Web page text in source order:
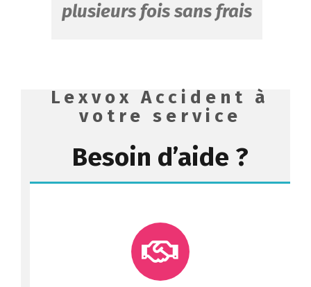
plusieurs fois sans frais
Lexvox Accident à
votre service
Besoin d’aide ?